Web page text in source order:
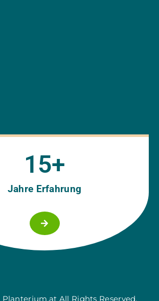
Jahre Erfahrung
15+
All Rights Reserved.